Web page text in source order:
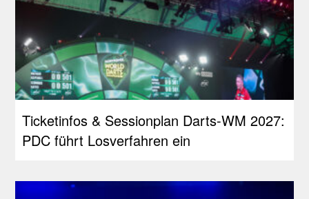
Ticketinfos & Sessionplan Darts-WM 2027:
PDC führt Losverfahren ein